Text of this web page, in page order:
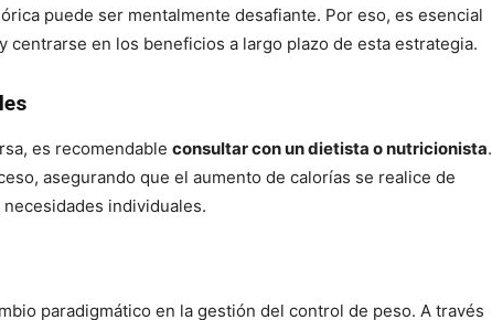
puede ser mentalmente desafiante. Por eso, es esencial
y centrarse en los beneficios a largo plazo de esta estrategia.
es recomendable consultar con un dietista o nutricionista.
asegurando que el aumento de calorías se realice de
necesidades individuales.
paradigmático en la gestión del control de peso. A través